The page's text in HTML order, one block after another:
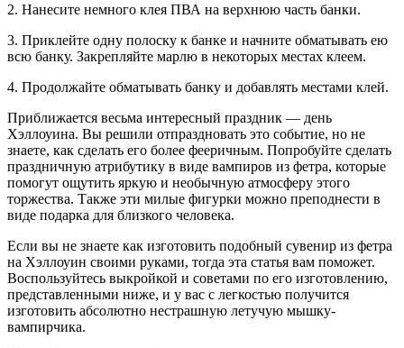
2. Нанесите немного клея ПВА на верхнюю часть банки.
3. Приклейте одну полоску к банке и начните обматывать ею
всю банку. Закрепляйте марлю в некоторых местах клеем.
4. Продолжайте обматывать банку и добавлять местами клей.
Приближается весьма интересный праздник — день
Хэллоуина. Вы решили отпраздновать это событие, но не
знаете, как сделать его более фееричным. Попробуйте сделать
праздничную атрибутику в виде вампиров из фетра, которые
помогут ощутить яркую и необычную атмосферу этого
торжества. Также эти милые фигурки можно преподнести в
виде подарка для близкого человека.
Если вы не знаете как изготовить подобный сувенир из фетра
на Хэллоуин своими руками, тогда эта статья вам поможет.
Воспользуйтесь выкройкой и советами по его изготовлению,
представленными ниже, и у вас с легкостью получится
изготовить абсолютно нестрашную летучую мышку-
вампирчика.